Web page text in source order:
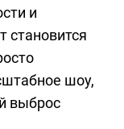
и
становится
шоу,
выброс